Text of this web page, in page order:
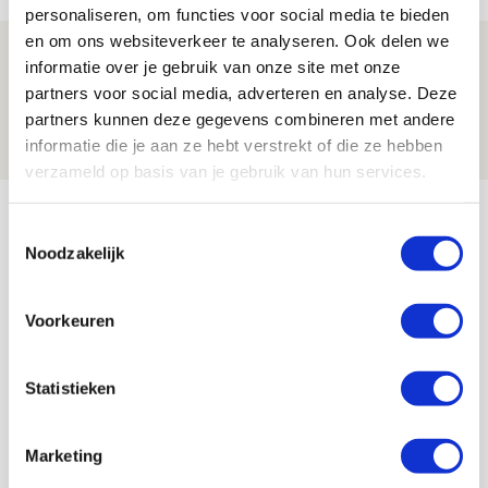
personaliseren, om functies voor social media te bieden
en om ons websiteverkeer te analyseren. Ook delen we
informatie over je gebruik van onze site met onze
partners voor social media, adverteren en analyse. Deze
partners kunnen deze gegevens combineren met andere
informatie die je aan ze hebt verstrekt of die ze hebben
verzameld op basis van je gebruik van hun services.
Noodzakelijk
Voorkeuren
Statistieken
Marketing
Spelen bij Jong Ajax of Ajax 1? Dat
maakt Abdalla ‘geen reet’ uit
08 AUGUSTUS 2026 - 10:04
NIEUWS
Bekijk meer
AGENDA
23
Selectiedag ballenjongens/-meiden
11